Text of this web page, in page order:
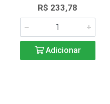
R$ 233,78
Adicionar